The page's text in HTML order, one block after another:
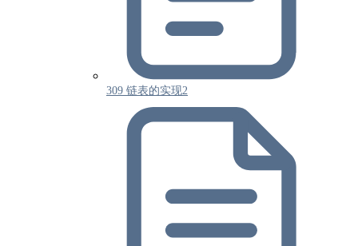
309 链表的实现2